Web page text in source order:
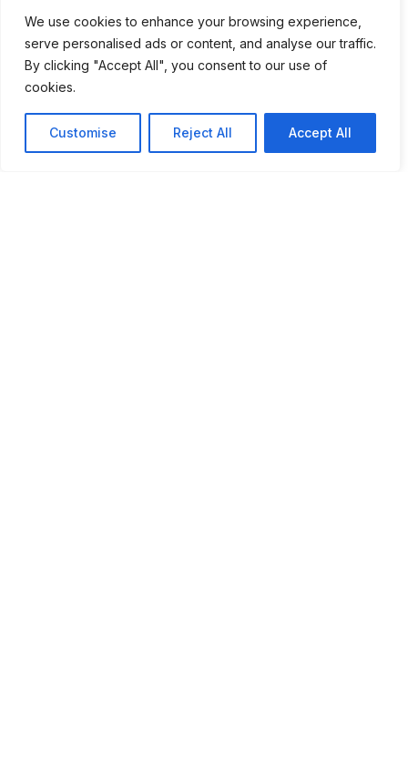
We use cookies to enhance your browsing experience,
serve personalised ads or content, and analyse our traffic.
By clicking "Accept All", you consent to our use of
cookies.
Customise Reject All Accept All
Madeira de Castanho” no
Museu Municipal